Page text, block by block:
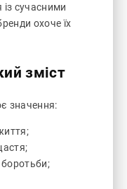
сучасними
охоче їх
зміст
значення: